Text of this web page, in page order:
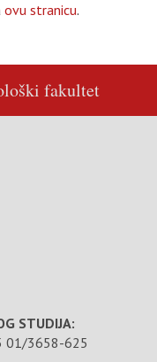
ovu stranicu.
fakultet
STUDIJA:
01/3658-625